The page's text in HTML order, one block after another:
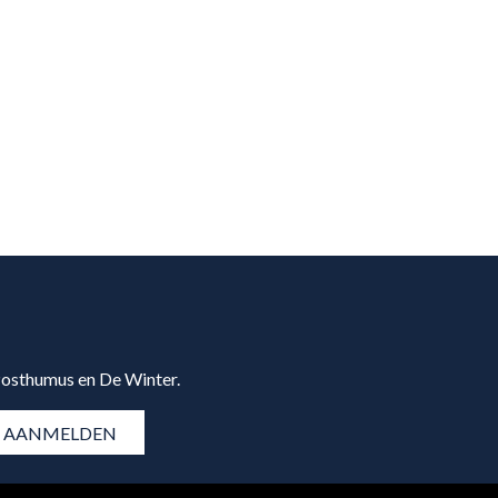
en De Winter.